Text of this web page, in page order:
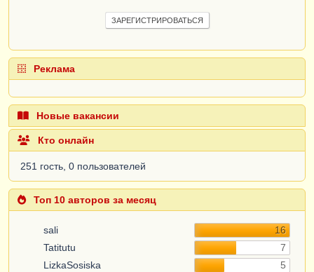
ЗАРЕГИСТРИРОВАТЬСЯ
Реклама
Новые вакансии
Кто онлайн
251 гость, 0 пользователей
Топ 10 авторов за месяц
sali
16
Tatitutu
7
LizkaSosiska
5